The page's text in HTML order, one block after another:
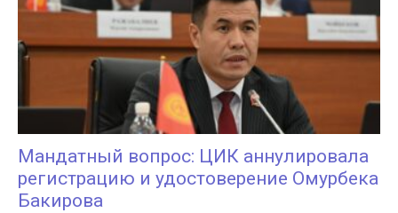
Новости
Кыргызстана
Мандатный вопрос: ЦИК аннулировала
регистрацию и удостоверение Омурбека
Бакирова